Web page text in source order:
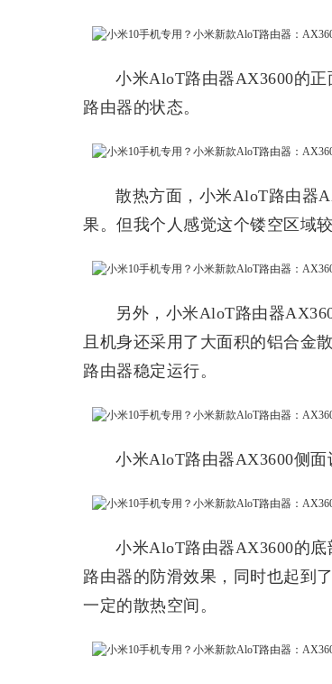
小米AloT路由器AX3600的
路由器的状态。
散热方面，小米AloT路由器
果。但我个人感觉这个镂空区域
另外，小米AloT路由器
且机身还采用了大面积的铝合金
路由器稳定运行。
小米AloT路由器AX3600侧面
小米AloT路由器AX3600的
路由器的防滑效果，同时也起到
一定的散热空间。